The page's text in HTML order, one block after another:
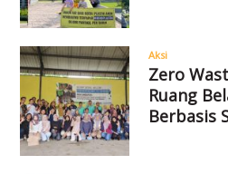
Aksi
Zero
Ruang
Berbasis